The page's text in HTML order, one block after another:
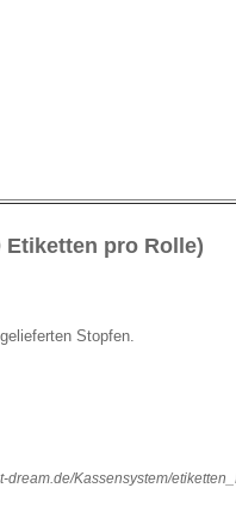
Etiketten pro Rolle)
Stopfen.